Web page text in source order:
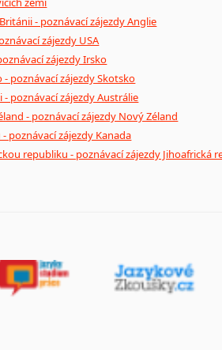
- poznávací zájezdy Anglie
zájezdy USA
zájezdy Irsko
- poznávací zájezdy Skotsko
- poznávací zájezdy Austrálie
- poznávací zájezdy Nový Zéland
poznávací zájezdy Kanada
republiku - poznávací zájezdy Jihoafrická